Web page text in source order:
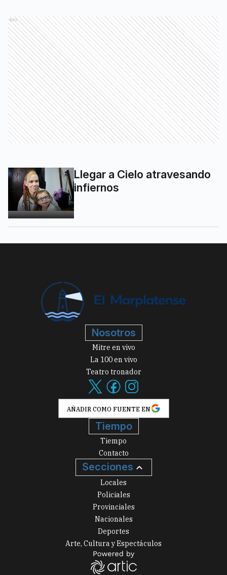
Ads
Llegar a Cielo atravesando
infiernos
Nosotros
Mitre en vivo
La 100 en vivo
Teatro tronador
AÑADIR COMO FUENTE EN
Tiempo
Tiempo
Contacto
Secciones
Locales
Policiales
Provinciales
Nacionales
Deportes
Arte, Cultura y Espectáculos